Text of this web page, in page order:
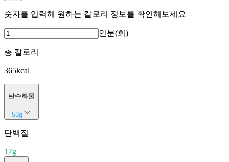
숫자를 입력해 원하는 칼로리 정보를 확인해보세요
인분(회)
총 칼로리
365kcal
탄수화물
53g
단백질
17g